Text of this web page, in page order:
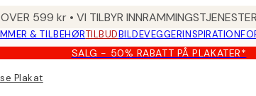
599 kr • VI TILBYR
& TILBEHØRTILBUDBILDEVEGGERINSPIRATION
SALG - 50% RABATT PÅ PLAKATER*
Plakat